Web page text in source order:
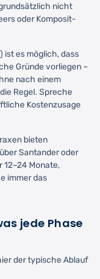
nicht
oder Komposit-
ist es möglich, dass
Gründe vorliegen –
nach einem
Regel. Spreche
Kostenzusage
bieten
Santander oder
12–24 Monate,
immer das
jede Phase
der typische Ablauf